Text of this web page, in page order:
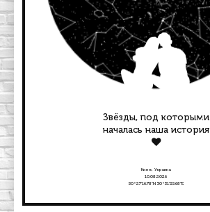
Звёзды, под которыми
началась наша история
Киев, Украина
10.08.2026
50°27'16.78"N 30°31'25.68"E